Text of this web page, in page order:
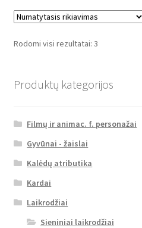
Rodomi visi rezultatai: 3
Produktų kategorijos
Filmų ir animac. f. personažai
Gyvūnai - žaislai
Kalėdų atributika
Kardai
Laikrodžiai
Sieniniai laikrodžiai